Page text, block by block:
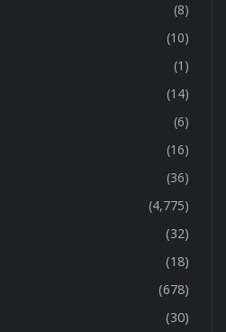
(8)
(10)
(1)
(14)
(6)
(16)
(36)
(4,775)
(32)
(18)
(678)
(30)